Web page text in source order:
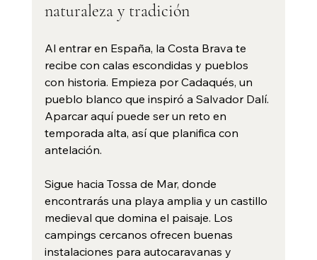
naturaleza y tradición
Al entrar en España, la Costa Brava te
recibe con calas escondidas y pueblos
con historia. Empieza por Cadaqués, un
pueblo blanco que inspiró a Salvador Dalí.
Aparcar aquí puede ser un reto en
temporada alta, así que planifica con
antelación.
Sigue hacia Tossa de Mar, donde
encontrarás una playa amplia y un castillo
medieval que domina el paisaje. Los
campings cercanos ofrecen buenas
instalaciones para autocaravanas y